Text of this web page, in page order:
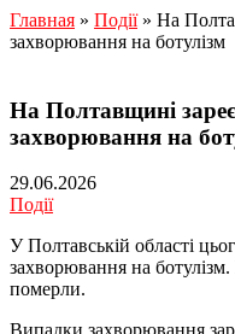
Главная » Події» На
захворювання на ботулізм
На Полтавщині
захворювання на
29.06.2026
Події
У Полтавській області
захворювання на
померли.